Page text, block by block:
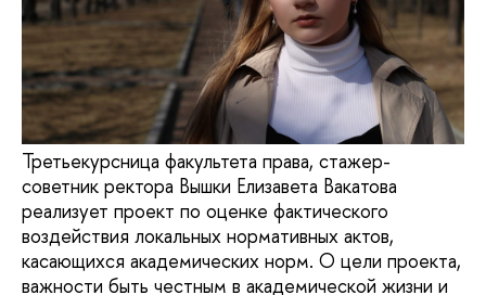
Третьекурсница факультета права, стажер-
советник ректора Вышки Елизавета Вакатова
реализует проект по оценке фактического
воздействия локальных нормативных актов,
касающихся академических норм. О цели проекта,
важности быть честным в академической жизни и